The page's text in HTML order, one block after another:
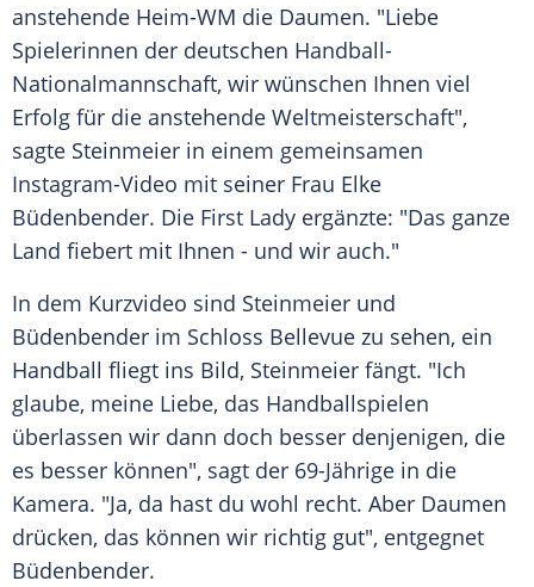
anstehende Heim-WM die Daumen. "Liebe
Spielerinnen der deutschen Handball-
Nationalmannschaft, wir wünschen Ihnen viel
Erfolg für die anstehende Weltmeisterschaft",
sagte Steinmeier in einem gemeinsamen
Instagram-Video mit seiner Frau Elke
Büdenbender. Die First Lady ergänzte: "Das ganze
Land fiebert mit Ihnen - und wir auch."
In dem Kurzvideo sind Steinmeier und
Büdenbender im Schloss Bellevue zu sehen, ein
Handball fliegt ins Bild, Steinmeier fängt. "Ich
glaube, meine Liebe, das Handballspielen
überlassen wir dann doch besser denjenigen, die
es besser können", sagt der 69-Jährige in die
Kamera. "Ja, da hast du wohl recht. Aber Daumen
drücken, das können wir richtig gut", entgegnet
Büdenbender.